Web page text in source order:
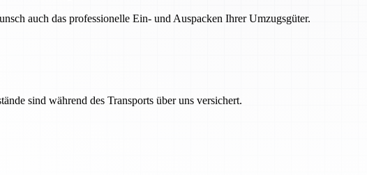
auch das professionelle Ein- und Auspacken Ihrer Umzugsgüter.
sind während des Transports über uns versichert.